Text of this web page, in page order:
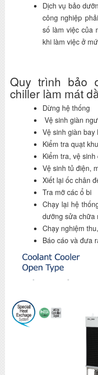
Dịch vụ bảo
công nghiệp
số làm việc của
khi làm việc ở
Quy trình bảo
chiller làm mát
Dừng hệ thống
Vệ sinh giàn
Vệ sinh giàn bay
Kiểm tra quạt
Kiểm tra, vệ
Vệ sinh tủ điện,
Xiết lại ốc chân
Tra mỡ các ổ bi
Chạy lại hệ
dưỡng sửa chữa
Chạy nghiệm
Báo cáo và đưa